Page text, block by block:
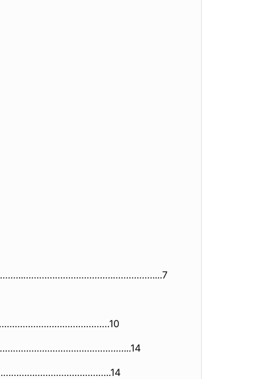
...7
……...14